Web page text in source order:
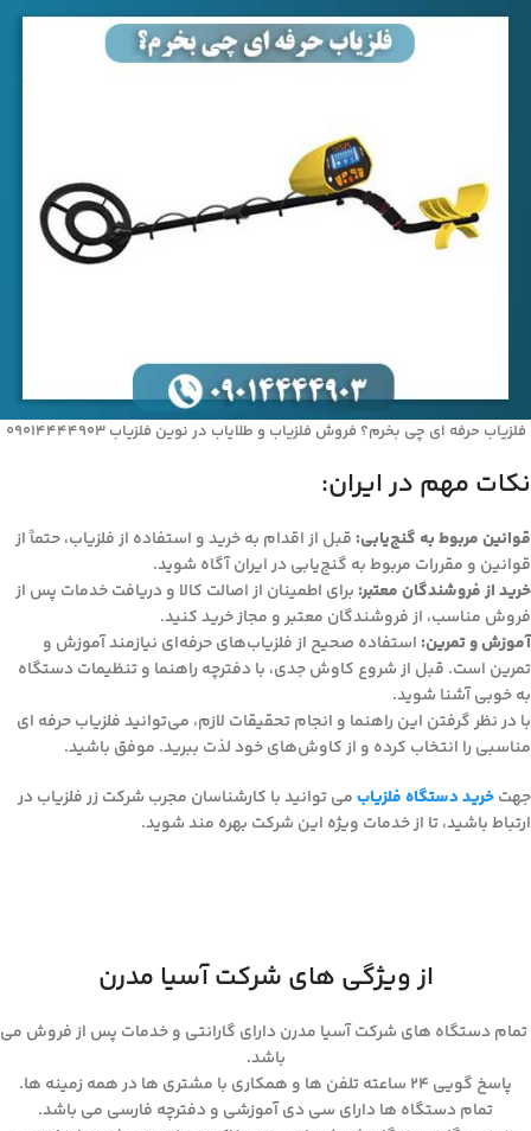
فلزیاب حرفه‌ ای چی بخرم؟ فروش فلزیاب و طلایاب در نوین فلزیاب 09014444903
نکات مهم در ایران:
قوانین مربوط به گنج‌یابی: قبل از اقدام به خرید و استفاده از فلزیاب، حتماً از
قوانین و مقررات مربوط به گنج‌یابی در ایران آگاه شوید.
خرید از فروشندگان معتبر: برای اطمینان از اصالت کالا و دریافت خدمات پس از
فروش مناسب، از فروشندگان معتبر و مجاز خرید کنید.
آموزش و تمرین: استفاده صحیح از فلزیاب‌های حرفه‌ای نیازمند آموزش و
تمرین است. قبل از شروع کاوش جدی، با دفترچه راهنما و تنظیمات دستگاه
به خوبی آشنا شوید.
با در نظر گرفتن این راهنما و انجام تحقیقات لازم، می‌توانید فلزیاب حرفه‌ ای
مناسبی را انتخاب کرده و از کاوش‌های خود لذت ببرید. موفق باشید.
جهتخرید دستگاه فلزیابمی توانید با کارشناسان مجرب شرکت زر فلزیاب در
ارتباط باشید، تا از خدمات ویژه این شرکت بهره مند شوید.
از ویژگی های شرکت آسیا مدرن
تمام دستگاه های شرکت آسیا مدرن دارای گارانتی و خدمات پس از فروش می
باشد.
پاسخ گویی ۲۴ ساعته تلفن ها و همکاری با مشتری ها در همه زمینه ها.
تمام دستگاه ها دارای سی دی آموزشی و دفترچه فارسی می باشد.